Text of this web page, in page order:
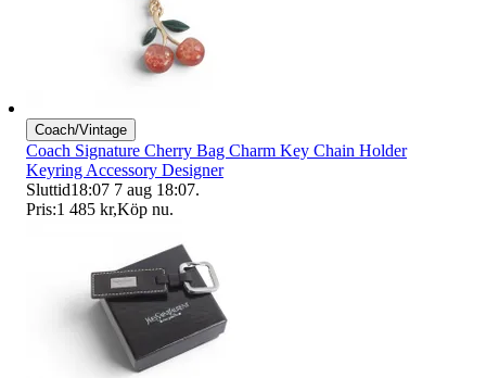
Coach/Vintage
Coach Signature Cherry Bag Charm Key Chain Holder
Keyring Accessory Designer
Sluttid18:07 7 aug 18:07.
Pris:1 485 kr,Köp nu.